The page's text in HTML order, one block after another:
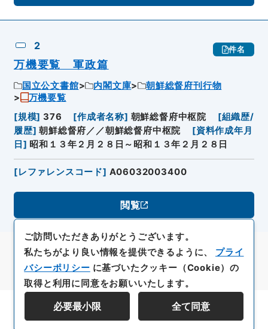
2 件名
万機要覧 軍政篇
国立公文書館 内閣文庫
朝鮮総督府刊行物
万機要覧
[規模] 376 [作成者名称] 朝鮮総督府中枢院 [組織歴/
履歴] 朝鮮総督府／／朝鮮総督府中枢院 [資料作成年月
日 ] 昭和１３年２月２８日～昭和１３年２月２８日
[レファレンスコード] A06032003400
閲覧
資料群階層を表示する
ご訪問いただきありがとうございます。
私たちがより良い情報を提供できるように、 プライ
バシーポリシー に基づいたクッキー（Cookie）の
取得と利用に同意をお願いいたします。
必要最小限 全て同意